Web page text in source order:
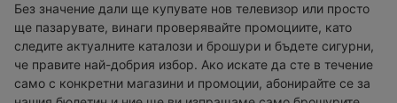
Без значение дали ще купувате нов телевизор или просто
ще пазарувате, винаги проверявайте промоциите, като
следите актуалните каталози и брошури и бъдете сигурни,
че правите най-добрия избор. Ако искате да сте в течение
само с конкретни магазини и промоции, абонирайте се за